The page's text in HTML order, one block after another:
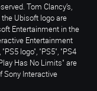
Tom Clancy’s,
the Ubisoft logo are
Entertainment in the
Entertainment
logo", "PS5", "PS4
Has No Limits" are
Sony Interactive